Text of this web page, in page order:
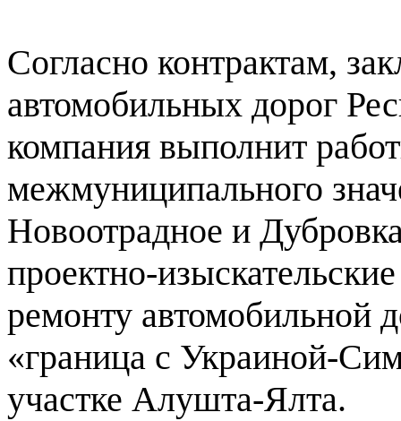
Согласно контрактам,
автомобильных дорог
компания выполнит
межмуниципального
Новоотрадное и
проектно-
ремонту автомобильной
«граница с Украиной-
участке Алушта-Ялта.